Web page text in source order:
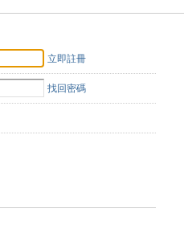
立即註冊
找回密碼